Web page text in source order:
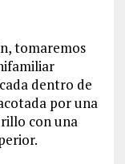
tomaremos
dentro de
por una
con una